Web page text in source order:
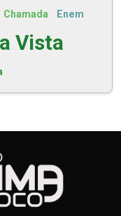
Chamada Enem
Vista